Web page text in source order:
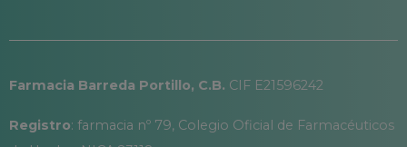
Farmacia Barreda Portillo, C.B. CIF E21596242
Registro: farmacia nº 79, Colegio Oficial de Farmacéuticos